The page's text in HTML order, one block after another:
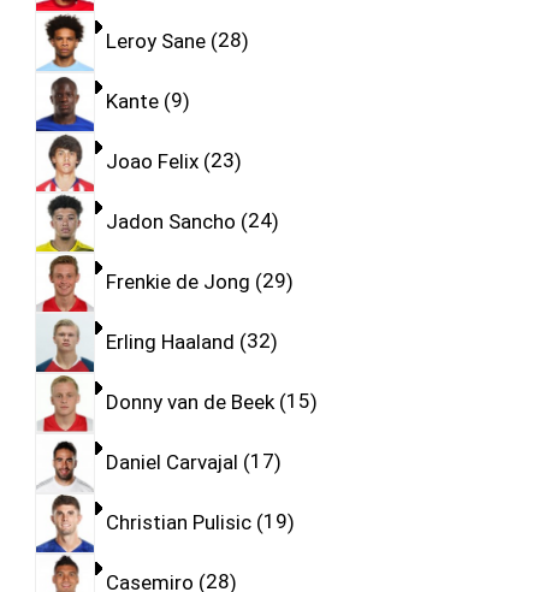
Leroy Sane 28
Kante 9
Joao Felix 23
Jadon Sancho 24
Frenkie de Jong 29
Erling Haaland 32
Donny van de Beek 15
Daniel Carvajal 17
Christian Pulisic 19
Casemiro 28